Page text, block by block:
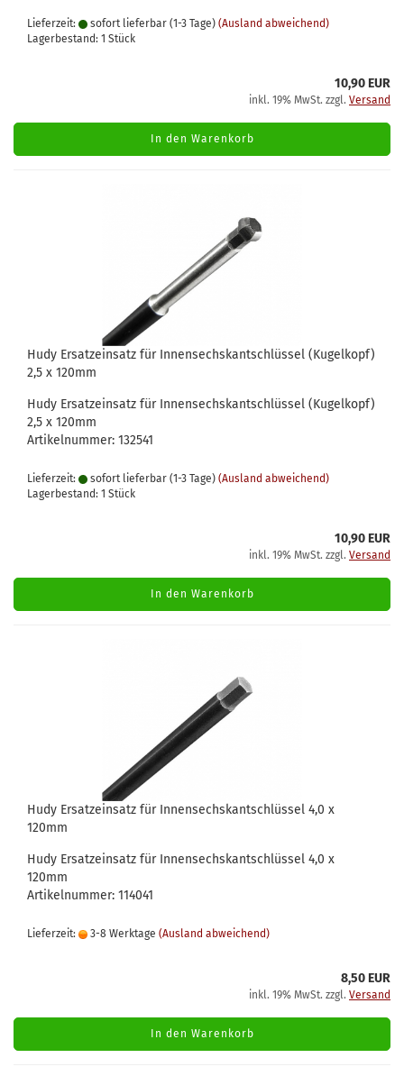
Lieferzeit: sofort lieferbar (1-3 Tage) (Ausland abweichend)
Lagerbestand: 1 Stück
10,90 EUR
inkl. 19% MwSt. zzgl. Versand
In den Warenkorb
Hudy Ersatzeinsatz für Innensechskantschlüssel (Kugelkopf)
2,5 x 120mm
Hudy Ersatzeinsatz für Innensechskantschlüssel (Kugelkopf)
2,5 x 120mm
Artikelnummer: 132541
Lieferzeit: sofort lieferbar (1-3 Tage) (Ausland abweichend)
Lagerbestand: 1 Stück
10,90 EUR
inkl. 19% MwSt. zzgl. Versand
In den Warenkorb
Hudy Ersatzeinsatz für Innensechskantschlüssel 4,0 x
120mm
Hudy Ersatzeinsatz für Innensechskantschlüssel 4,0 x
120mm
Artikelnummer: 114041
Lieferzeit: 3-8 Werktage (Ausland abweichend)
8,50 EUR
inkl. 19% MwSt. zzgl. Versand
In den Warenkorb